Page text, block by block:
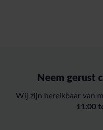
Neem gerust
Wij zijn bereikbaar van
11:00